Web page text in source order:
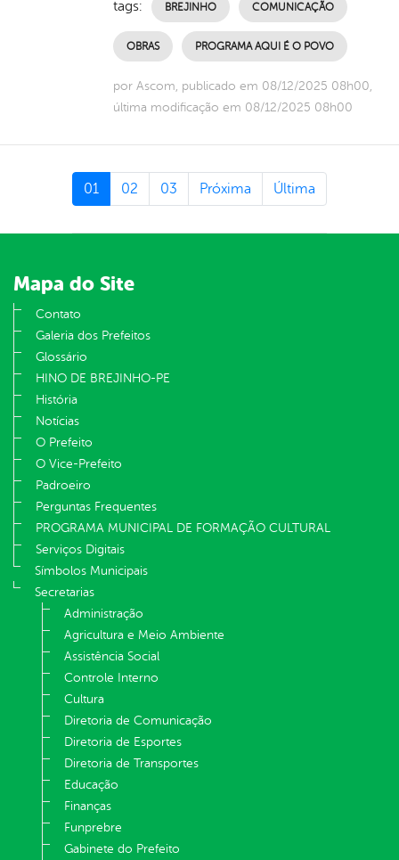
tags: BREJINHO COMUNICAÇÃO
OBRAS PROGRAMA AQUI É O POVO
por Ascom, publicado em 08/12/2025 08h00,
última modificação em 08/12/2025 08h00
01 02 03 Próxima Última
Mapa do Site
Contato
Galeria dos Prefeitos
Glossário
HINO DE BREJINHO-PE
História
Notícias
O Prefeito
O Vice-Prefeito
Padroeiro
Perguntas Frequentes
PROGRAMA MUNICIPAL DE FORMAÇÃO CULTURAL
Serviços Digitais
Símbolos Municipais
Secretarias
Administração
Agricultura e Meio Ambiente
Assistência Social
Controle Interno
Cultura
Diretoria de Comunicação
Diretoria de Esportes
Diretoria de Transportes
Educação
Finanças
Funprebre
Gabinete do Prefeito